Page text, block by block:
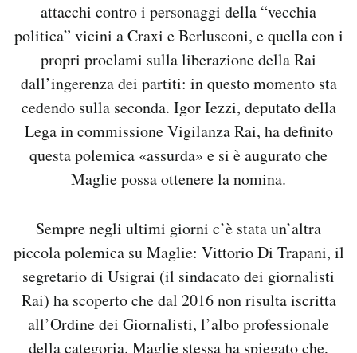
attacchi contro i personaggi della “vecchia
politica” vicini a Craxi e Berlusconi, e quella con i
propri proclami sulla liberazione della Rai
dall’ingerenza dei partiti: in questo momento sta
cedendo sulla seconda. Igor Iezzi, deputato della
Lega in commissione Vigilanza Rai, ha definito
questa polemica «assurda» e si è augurato che
Maglie possa ottenere la nomina.
Sempre negli ultimi giorni c’è stata un’altra
piccola polemica su Maglie: Vittorio Di Trapani, il
segretario di Usigrai (il sindacato dei giornalisti
Rai) ha scoperto che dal 2016 non risulta iscritta
all’Ordine dei Giornalisti, l’albo professionale
della categoria. Maglie stessa ha spiegato che,